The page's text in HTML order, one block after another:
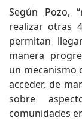
Según Pozo,
realizar otras
permitan
manera
un mecanismo
acceder, de
sobre
comunidades